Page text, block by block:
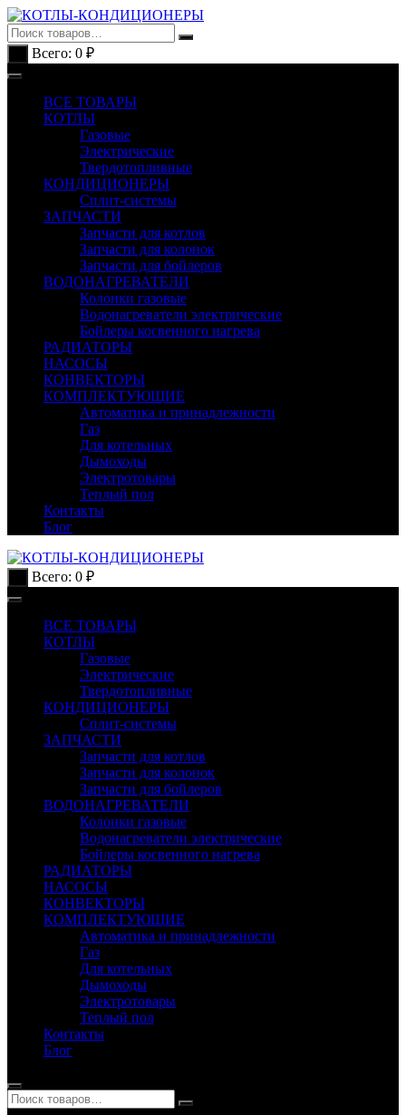
Перейти
к
содержимому
Всего: 0 ₽
ВСЕ ТОВАРЫ
КОТЛЫ
Газовые
Электрические
Твердотопливные
КОНДИЦИОНЕРЫ
Сплит-системы
ЗАПЧАСТИ
Запчасти для котлов
Запчасти для колонок
Запчасти для бойлеров
ВОДОНАГРЕВАТЕЛИ
Колонки газовые
Водонагреватели электрические
Бойлеры косвенного нагрева
РАДИАТОРЫ
НАСОСЫ
КОНВЕКТОРЫ
КОМПЛЕКТУЮЩИЕ
Автоматика и принадлежности
Газ
Для котельных
Дымоходы
Электротовары
Теплый пол
Контакты
Блог
Всего: 0 ₽
ВСЕ ТОВАРЫ
КОТЛЫ
Газовые
Электрические
Твердотопливные
КОНДИЦИОНЕРЫ
Сплит-системы
ЗАПЧАСТИ
Запчасти для котлов
Запчасти для колонок
Запчасти для бойлеров
ВОДОНАГРЕВАТЕЛИ
Колонки газовые
Водонагреватели электрические
Бойлеры косвенного нагрева
РАДИАТОРЫ
НАСОСЫ
КОНВЕКТОРЫ
КОМПЛЕКТУЮЩИЕ
Автоматика и принадлежности
Газ
Для котельных
Дымоходы
Электротовары
Теплый пол
Контакты
Блог